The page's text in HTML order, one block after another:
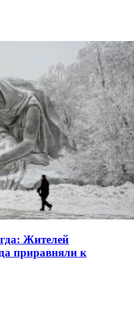
Жителей
приравняли к